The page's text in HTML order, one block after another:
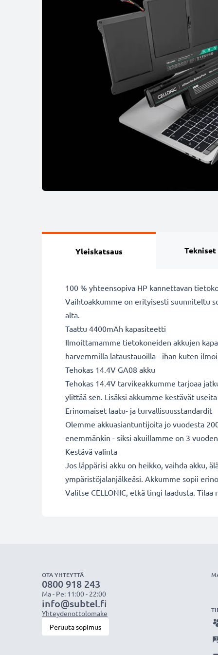
Yleiskatsaus
100 % yhteensopiva HP kannettavan
Vaihtoakkumme on erityisesti suunniteltu
alta.
Taattu 4400mAh kapasiteetti
Ilmoittamamme tietokoneiden akkujen
harvemmilla lataustauoilla - ihan kuten
Tehokas 14.4V GA08 akku
Tehokas 14.4V tarvikeakkumme tarjoaa
ylittää sen. Lisäksi akkumme kestävät useita
Erinomaiset laatu- ja turvallisuusstandardit
Olemme akkuasiantuntijoita jo vuodesta
enemmänkin - siksi akuillamme on 3 vuoden
Kestävä valinta
Jos läppärisi akku on heikko, vaihda akku,
ympäristöjalanjälkeäsi. Akkumme sopii
Valitse CELLONIC, etkä tingi laadusta. Tilaa
OTA YHTEYTTÄ
0800 918 243
Ma - Pe: 11:00 - 22:00
info@subtel.fi
Yhteydenottolomake
Peruuta sopimus